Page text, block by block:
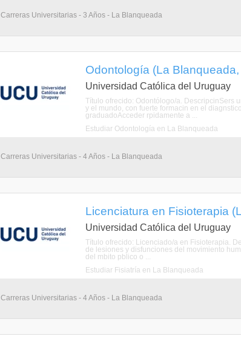
Carreras Universitarias - 3 Años - La Blanqueada
Odontología (La
Universidad Católica del Uruguay
Título ofrecido: Odontólogo/a. DescripcinSers
y el mundo, con fuerte formacin en el
graduadoAcceder rpidamente a ...
Estudiar Odontología en La Blanqueada
Carreras Universitarias - 4 Años - La Blanqueada
Licenciatura en Fisioterapia
Universidad Católica del Uruguay
Título ofrecido: Licenciado/a en Fisioterapia.
de lesiones y disfunciones del movimiento
del mbito pblico o ...
Estudiar Fisiatría en La Blanqueada
Carreras Universitarias - 4 Años - La Blanqueada